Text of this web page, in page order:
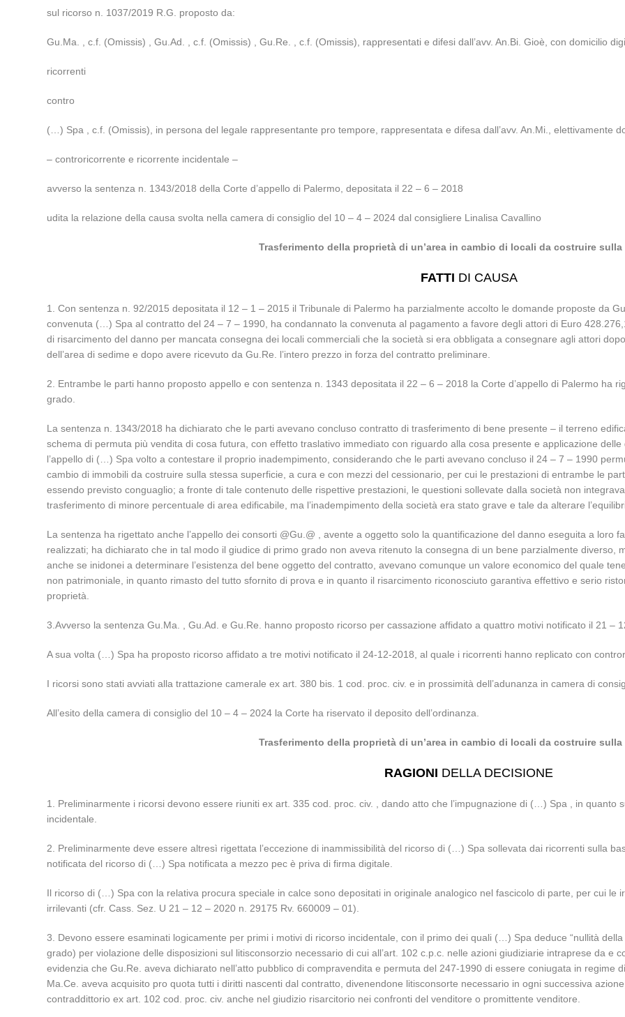
sul ricorso n. 1037/2019 R.G. proposto da:
Gu.Ma. , c.f. (Omissis) , Gu.Ad. , c.f. (Omissis) , Gu.Re. , c.f. (Omissis), rappresentati e difesi dall’avv. An.Bi. Gioè, con domicilio
ricorrenti
contro
(…) Spa , c.f. (Omissis), in persona del legale rappresentante pro tempore, rappresentata e difesa dall’avv. An.Mi., elettivamente
– controricorrente e ricorrente incidentale –
avverso la sentenza n. 1343/2018 della Corte d’appello di Palermo, depositata il 22 – 6 – 2018
udita la relazione della causa svolta nella camera di consiglio del 10 – 4 – 2024 dal consigliere Linalisa Cavallino
Trasferimento della proprietà di un’area in cambio di locali da costruire sulla
FATTI DI CAUSA
1. Con sentenza n. 92/2015 depositata il 12 – 1 – 2015 il Tribunale di Palermo ha parzialmente accolto le domande proposte da
convenuta (…) Spa al contratto del 24 – 7 – 1990, ha condannato la convenuta al pagamento a favore degli attori di Euro
di risarcimento del danno per mancata consegna dei locali commerciali che la società si era obbligata a consegnare agli attori
dell’area di sedime e dopo avere ricevuto da Gu.Re. l’intero prezzo in forza del contratto preliminare.
2. Entrambe le parti hanno proposto appello e con sentenza n. 1343 depositata il 22 – 6 – 2018 la Corte d’appello di Palermo ha
grado.
La sentenza n. 1343/2018 ha dichiarato che le parti avevano concluso contratto di trasferimento di bene presente – il terreno
schema di permuta più vendita di cosa futura, con effetto traslativo immediato con riguardo alla cosa presente e applicazione
l’appello di (…) Spa volto a contestare il proprio inadempimento, considerando che le parti avevano concluso il 24 – 7 – 1990
cambio di immobili da costruire sulla stessa superficie, a cura e con mezzi del cessionario, per cui le prestazioni di entrambe le
essendo previsto conguaglio; a fronte di tale contenuto delle rispettive prestazioni, le questioni sollevate dalla società non
trasferimento di minore percentuale di area edificabile, ma l’inadempimento della società era stato grave e tale da alterare
La sentenza ha rigettato anche l’appello dei consorti @Gu.@ , avente a oggetto solo la quantificazione del danno eseguita a loro
realizzati; ha dichiarato che in tal modo il giudice di primo grado non aveva ritenuto la consegna di un bene parzialmente diverso,
anche se inidonei a determinare l’esistenza del bene oggetto del contratto, avevano comunque un valore economico del quale
non patrimoniale, in quanto rimasto del tutto sfornito di prova e in quanto il risarcimento riconosciuto garantiva effettivo e serio
proprietà.
3.Avverso la sentenza Gu.Ma. , Gu.Ad. e Gu.Re. hanno proposto ricorso per cassazione affidato a quattro motivi notificato il 21 –
A sua volta (…) Spa ha proposto ricorso affidato a tre motivi notificato il 24-12-2018, al quale i ricorrenti hanno replicato con
I ricorsi sono stati avviati alla trattazione camerale ex art. 380 bis. 1 cod. proc. civ. e in prossimità dell’adunanza in camera di
All’esito della camera di consiglio del 10 – 4 – 2024 la Corte ha riservato il deposito dell’ordinanza.
Trasferimento della proprietà di un’area in cambio di locali da costruire sulla
RAGIONI DELLA DECISIONE
1. Preliminarmente i ricorsi devono essere riuniti ex art. 335 cod. proc. civ. , dando atto che l’impugnazione di (…) Spa , in quanto
incidentale.
2. Preliminarmente deve essere altresì rigettata l’eccezione di inammissibilità del ricorso di (…) Spa sollevata dai ricorrenti sulla
notificata del ricorso di (…) Spa notificata a mezzo pec è priva di firma digitale.
Il ricorso di (…) Spa con la relativa procura speciale in calce sono depositati in originale analogico nel fascicolo di parte, per cui le
irrilevanti (cfr. Cass. Sez. U 21 – 12 – 2020 n. 29175 Rv. 660009 – 01).
3. Devono essere esaminati logicamente per primi i motivi di ricorso incidentale, con il primo dei quali (…) Spa deduce “nullità
grado) per violazione delle disposizioni sul litisconsorzio necessario di cui all’art. 102 c.p.c. nelle azioni giudiziarie intraprese da e
evidenzia che Gu.Re. aveva dichiarato nell’atto pubblico di compravendita e permuta del 247-1990 di essere coniugata in regime
Ma.Ce. aveva acquisito pro quota tutti i diritti nascenti dal contratto, divenendone litisconsorte necessario in ogni successiva
contraddittorio ex art. 102 cod. proc. civ. anche nel giudizio risarcitorio nei confronti del venditore o promittente venditore.